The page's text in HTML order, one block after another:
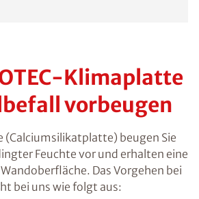
Klimaplatte
vorbeugen
(Calciumsilikatplatte) beugen Sie
Feuchte vor und erhalten eine
Das Vorgehen bei
bei uns wie folgt aus: